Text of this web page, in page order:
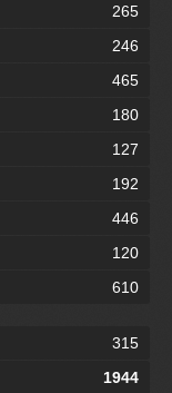
265
246
465
180
127
192
446
120
610
315
1944